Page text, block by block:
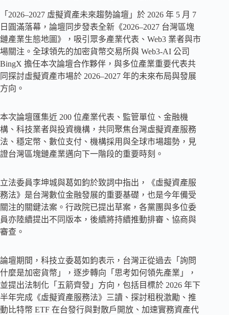
「2026–2027 虛擬資產未來趨勢論壇」於 2026 年 5 月 7
日圓滿落幕，論壇同步發表全新《2026–2027 台灣區塊
鏈產業生態地圖》，吸引眾多產業代表、Web3 業者與市
場關注。全球領先的加密貨幣交易所與 Web3-AI 公司
BingX 擔任本次論壇合作夥伴，與多位產業重要代表共
同探討虛擬資產市場於 2026–2027 年的未來布局與發展
方向。
本次論壇匯集近 200 位產業代表、監管單位、金融機
構、科技業者與投資機構，共同聚焦台灣虛擬資產服務
法、穩定幣、數位支付、機構採用與全球市場趨勢，見
證台灣區塊鏈產業邁向下一階段的重要時刻。
立法委員李坤城與葛如鈞於致詞中指出，《虛擬資產服
務法》是台灣數位金融發展的重要基礎，也是今年備受
關注的關鍵法案。行政院已提出草案，各黨團與多位委
員亦陸續提出不同版本，後續將持續推動排審、協商與
審查。
論壇期間，科技立委葛如鈞表示，台灣正從過去「詢問
什麼是加密貨幣」，逐步轉向「思考如何領先產業」，
並提出法制化「五箭齊發」方向，包括目標於 2026 年下
半年完成《虛擬資產服務法》三讀、探討租稅激勵、推
動比特幣 ETF 在台發行與對散戶開放、加速實務資產代